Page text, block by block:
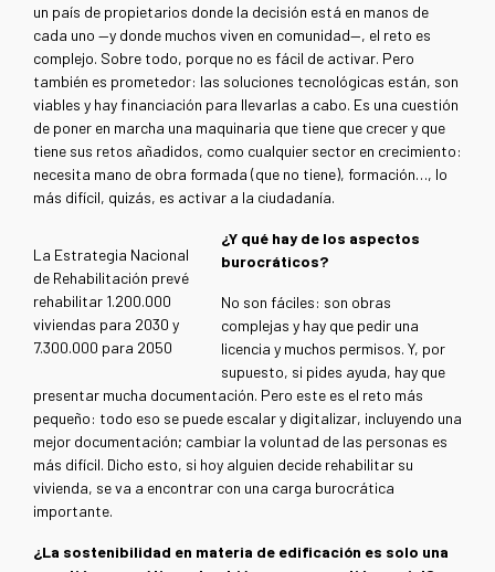
un país de propietarios donde la decisión está en manos de
cada uno —y donde muchos viven en comunidad—, el reto es
complejo. Sobre todo, porque no es fácil de activar. Pero
también es prometedor: las soluciones tecnológicas están, son
viables y hay financiación para llevarlas a cabo. Es una cuestión
de poner en marcha una maquinaria que tiene que crecer y que
tiene sus retos añadidos, como cualquier sector en crecimiento:
necesita mano de obra formada (que no tiene), formación…, lo
más difícil, quizás, es activar a la ciudadanía.
La Estrategia Nacional
de Rehabilitación prevé
rehabilitar 1.200.000
viviendas para 2030 y
7.300.000 para 2050
¿Y qué hay de los aspectos
burocráticos?
No son fáciles: son obras
complejas y hay que pedir una
licencia y muchos permisos. Y, por
supuesto, si pides ayuda, hay que
presentar mucha documentación. Pero este es el reto más
pequeño: todo eso se puede escalar y digitalizar, incluyendo una
mejor documentación; cambiar la voluntad de las personas es
más difícil. Dicho esto, si hoy alguien decide rehabilitar su
vivienda, se va a encontrar con una carga burocrática
importante.
¿La sostenibilidad en materia de edificación es solo una